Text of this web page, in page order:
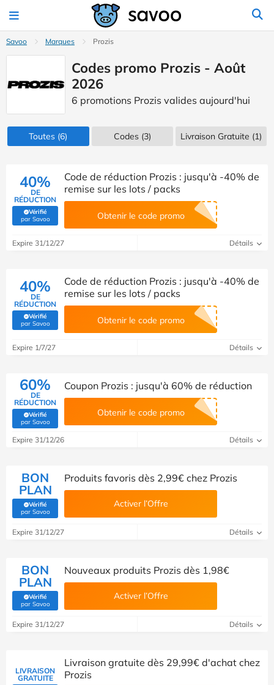
Savoo Marques Prozis
Codes promo Prozis - Août
2026
6 promotions Prozis valides aujourd'hui
Toutes (6) Codes(3) Livraison Gratuite (1)
40%
DE
RÉDUCTION
Vérifié
par Savoo(Vérifié par Savoo)
Code de réduction Prozis : jusqu'à -40% de
remise sur les lots / packs
Obtenir le code promo
Expire 31/12/27 Détails
40%
DE
RÉDUCTION
Vérifié
par Savoo(Vérifié par Savoo)
Code de réduction Prozis : jusqu'à -40% de
remise sur les lots / packs
Obtenir le code promo
Expire 1/7/27 Détails
60%
DE
RÉDUCTION
Vérifié
par Savoo(Vérifié par Savoo)
Coupon Prozis : jusqu'à 60% de réduction
Obtenir le code promo
Expire 31/12/26 Détails
BON
PLAN
Vérifié
par Savoo(Vérifié par Savoo)
Produits favoris dès 2,99€ chez Prozis
Activer l’Offre
Expire 31/12/27 Détails
BON
PLAN
Vérifié
par Savoo(Vérifié par Savoo)
Nouveaux produits Prozis dès 1,98€
Activer l’Offre
Expire 31/12/27 Détails
LIVRAISON
GRATUITE
Livraison gratuite dès 29,99€ d'achat chez
Prozis